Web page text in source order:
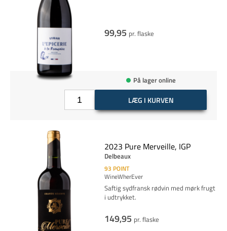
99,95 pr. flaske
På lager online
LÆG I KURVEN
2023 Pure Merveille, IGP
Delbeaux
93 POINT
WineWherEver
Saftig sydfransk rødvin med mørk frugt
i udtrykket.
149,95 pr. flaske